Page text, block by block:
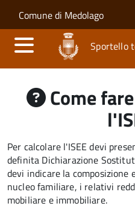
Salta al contenuto
Skip to site navigation
Comune di Medolago
Sportello
Come
Per calcolare l'ISEE devi
definita Dichiarazione
devi indicare la
nucleo familiare, i relativi
mobiliare e immobiliare.